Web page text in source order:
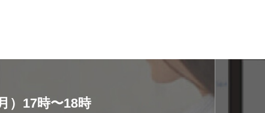
）17時〜18時